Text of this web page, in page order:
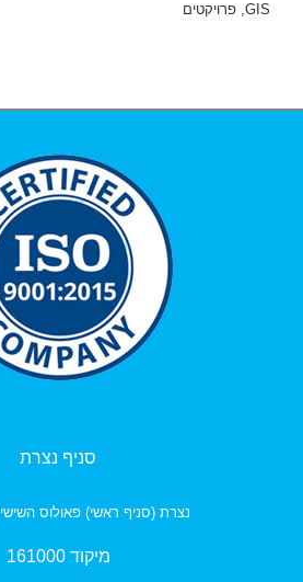
GIS
, פרויקטים
סניף נצרת
נצרת (סניף ראשי) פאולוס השישי 1, ת.ד. 141
מיקוד 161000